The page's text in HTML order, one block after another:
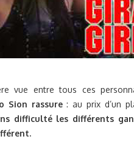
vue entre tous ces
Sion rassure: au prix d’un
difficulté les différents